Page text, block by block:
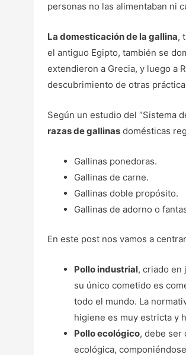
personas no las alimentaban ni
La domesticación de la gallina,
el antiguo Egipto, también se
extendieron a Grecia, y luego a
descubrimiento de otras
Según un estudio del “Sistema
razas de gallinasdomésticas
Gallinas ponedoras.
Gallinas de carne.
Gallinas doble propósito.
Gallinas de adorno o
En este post nos vamos a
Pollo industrial, criado en
su único cometido es
todo el mundo. La
higiene es muy estricta y
Pollo ecológico, debe ser
ecológica,